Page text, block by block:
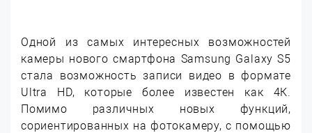
Одной из самых интересных возможностей
камеры нового смартфона Samsung Galaxy S5
стала возможность записи видео в формате
Ultra HD, которые более известен как 4К.
Помимо различных новых функций,
сориентированных на фотокамеру, с помощью